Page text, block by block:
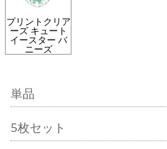
プリントクリア
ーズ キュート
イースター バ
ニーズ
単品
5枚セット